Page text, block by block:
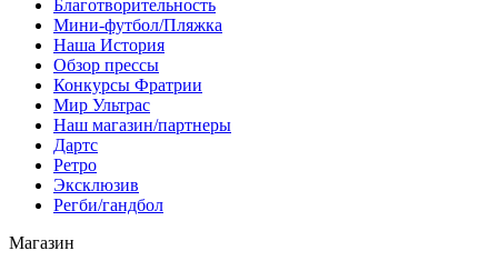
Благотворительность
Мини-футбол/Пляжка
Наша История
Обзор прессы
Конкурсы Фратрии
Мир Ультрас
Наш магазин/партнеры
Дартс
Ретро
Эксклюзив
Регби/гандбол
Магазин